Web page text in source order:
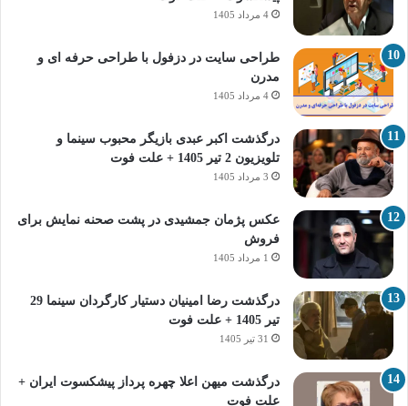
4 مرداد 1405
طراحی سایت در دزفول با طراحی حرفه‌ ای و
مدرن
4 مرداد 1405
درگذشت اکبر عبدی بازیگر محبوب سینما و
تلویزیون 2 تیر 1405 + علت فوت
3 مرداد 1405
عکس پژمان جمشیدی در پشت صحنه نمایش برای
فروش
1 مرداد 1405
درگذشت رضا امینیان دستیار کارگردان سینما 29
تیر 1405 + علت فوت
31 تیر 1405
درگذشت میهن اعلا چهره پرداز پیشکسوت ایران +
علت فوت